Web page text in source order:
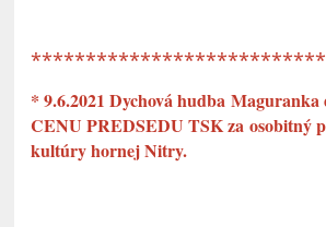
* 9.6.2021 Dychová hudba Maguranka
CENU PREDSEDU TSK za osobitný
kultúry hornej Nitry.